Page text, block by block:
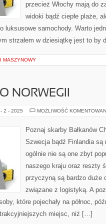
przecież Włochy mają do
widoki bądź ciepłe plaże,
luksusowe samochody. Warto
strzałem w dziesiątkę jest to by
MASZYNOWY
NORWEGII
2 - 2025 MOŻLIWOŚĆ
Poznaj skarby Bałkanów
Szwecja bądź Finlandia są
ogólnie nie są one zbyt
naszego kraju oraz reszty
przyczyną są bardzo duże
związane z logistyką. A
które pojechały na północ,
miejsc, niż […]